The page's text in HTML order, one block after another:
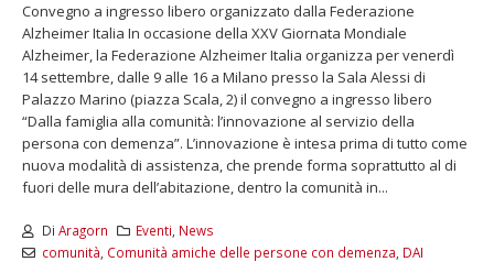
Convegno a ingresso libero organizzato dalla Federazione
Alzheimer Italia In occasione della XXV Giornata Mondiale
Alzheimer, la Federazione Alzheimer Italia organizza per venerdì
14 settembre, dalle 9 alle 16 a Milano presso la Sala Alessi di
Palazzo Marino (piazza Scala, 2) il convegno a ingresso libero
“Dalla famiglia alla comunità: l’innovazione al servizio della
persona con demenza”. L’innovazione è intesa prima di tutto come
nuova modalità di assistenza, che prende forma soprattutto al di
fuori delle mura dell’abitazione, dentro la comunità in...
Di Aragorn Eventi News
comunità Comunità amiche delle persone con demenza DAI